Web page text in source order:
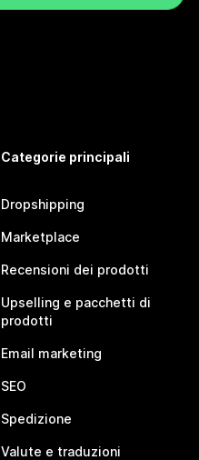
Categorie principali
Dropshipping
Marketplace
Recensioni dei prodotti
Upselling e pacchetti di
prodotti
Email marketing
SEO
Spedizione
Valute e traduzioni